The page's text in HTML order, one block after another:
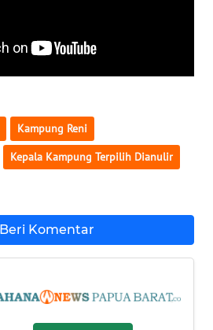
Kampung Reni
Kepala Kampung Terpilih Dianulir
Beri Komentar